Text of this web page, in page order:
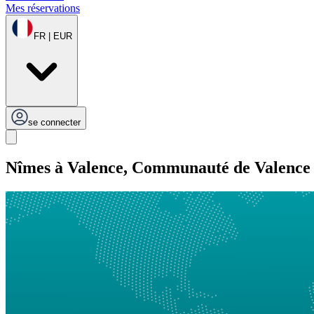
Mes réservations
FR | EUR
se connecter
Nîmes à Valence, Communauté de Valence